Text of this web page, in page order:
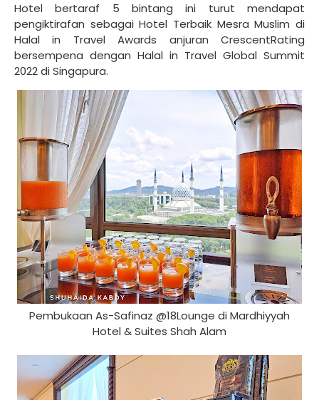
Hotel bertaraf 5 bintang ini turut mendapat
pengiktirafan sebagai Hotel Terbaik Mesra Muslim di
Halal in Travel Awards anjuran CrescentRating
bersempena dengan Halal in Travel Global Summit
2022 di Singapura.
Pembukaan As-Safinaz @18Lounge di Mardhiyyah
Hotel & Suites Shah Alam